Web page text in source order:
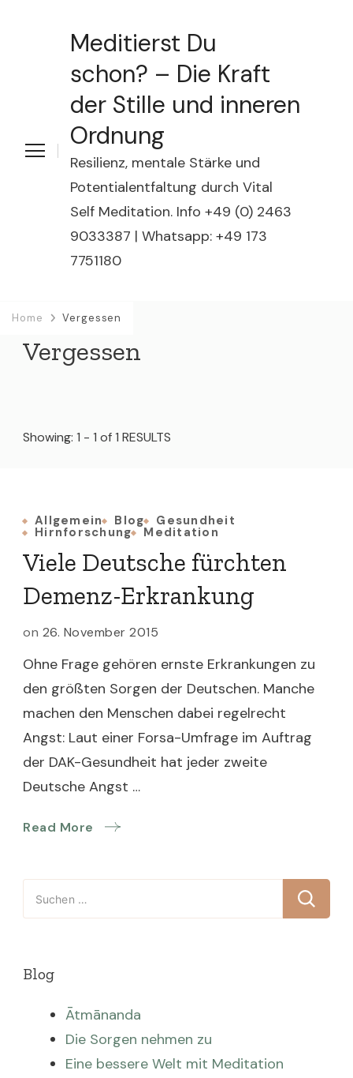
Meditierst Du
schon? – Die Kraft
der Stille und inneren
Ordnung
Resilienz, mentale Stärke und
Potentialentfaltung durch Vital
Self Meditation. Info +49 (0) 2463
9033387 | Whatsapp: +49 173
7751180
Home Vergessen
Vergessen
Showing: 1 - 1 of 1 RESULTS
Allgemein Blog Gesundheit
Hirnforschung Meditation
Viele Deutsche fürchten
Demenz-Erkrankung
on 26. November 2015
Ohne Frage gehören ernste Erkrankungen zu
den größten Sorgen der Deutschen. Manche
machen den Menschen dabei regelrecht
Angst: Laut einer Forsa-Umfrage im Auftrag
der DAK-Gesundheit hat jeder zweite
Deutsche Angst …
Read More
Suchen
nach:
Blog
Ātmānanda
Die Sorgen nehmen zu
Eine bessere Welt mit Meditation